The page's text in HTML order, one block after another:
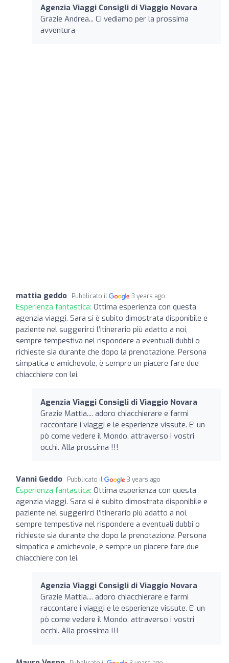
Agenzia Viaggi Consigli di Viaggio Novara
Grazie Andrea... Ci vediamo per la prossima
avventura
mattia geddo Pubblicato il 3 years ago
Esperienza fantastica: Ottima esperienza con questa
agenzia viaggi. Sara si è subito dimostrata disponibile e
paziente nel suggerirci l’itinerario più adatto a noi,
sempre tempestiva nel rispondere a eventuali dubbi o
richieste sia durante che dopo la prenotazione. Persona
simpatica e amichevole, è sempre un piacere fare due
chiacchiere con lei.
Agenzia Viaggi Consigli di Viaggio Novara
Grazie Mattia.... adoro chiacchierare e farmi
raccontare i viaggi e le esperienze vissute. E' un
pò come vedere il Mondo, attraverso i vostri
occhi. Alla prossima !!!
Vanni Geddo Pubblicato il 3 years ago
Esperienza fantastica: Ottima esperienza con questa
agenzia viaggi. Sara si è subito dimostrata disponibile e
paziente nel suggerirci l’itinerario più adatto a noi,
sempre tempestiva nel rispondere a eventuali dubbi o
richieste sia durante che dopo la prenotazione. Persona
simpatica e amichevole, è sempre un piacere fare due
chiacchiere con lei.
Agenzia Viaggi Consigli di Viaggio Novara
Grazie Mattia.... adoro chiacchierare e farmi
raccontare i viaggi e le esperienze vissute. E' un
pò come vedere il Mondo, attraverso i vostri
occhi. Alla prossima !!!